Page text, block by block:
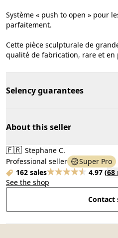
Système « push to open » pour
parfaitement.
Cette pièce sculpturale de
qualité de fabrication, rare et en
Selency guarantees
About this seller
🇫🇷 Stephane C.
Professional seller
Super Pro
162 sales
4.97 (68
See the shop
Contact